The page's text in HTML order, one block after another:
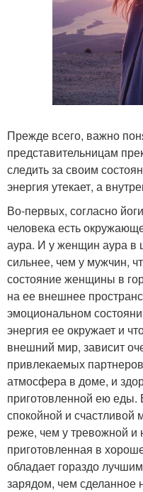
Прежде всего, важно
представительницам
следить за своим
энергия утекает, а
Во-первых, согласно
человека есть
аура. И у женщин аура в
сильнее, чем у мужчин,
состояние женщины в
на ее внешнее
эмоциональном
энергия ее окружает и
внешний мир, зависит
привлекаемых
атмосфера в доме, и
приготовленной ею еды.
спокойной и счастливой
реже, чем у тревожной и
приготовленная в
обладает гораздо
зарядом, чем сделанное